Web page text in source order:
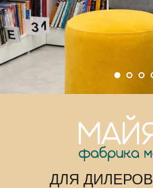
ДЛЯ ДИЛЕРОВ